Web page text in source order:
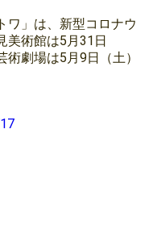
ワ」は、新型コロナウ
美術館は5月31日
術劇場は5月9日（土）